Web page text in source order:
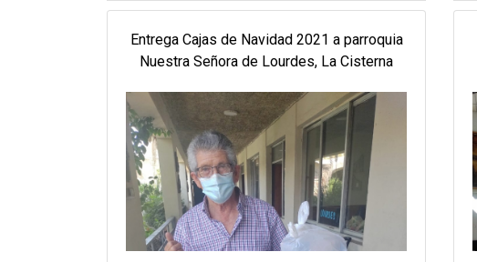
Entrega Cajas de Navidad 2021 a parroquia
Nuestra Señora de Lourdes, La Cisterna